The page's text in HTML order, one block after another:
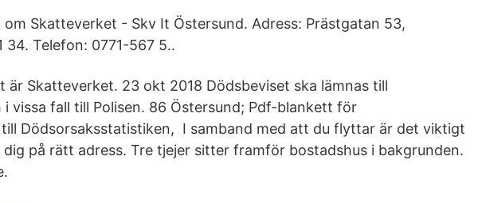
Skatteverket - Skv It Östersund. Adress: Prästgatan 53,
34. Telefon: 0771-567 5..
är Skatteverket. 23 okt 2018 Dödsbeviset ska lämnas till
vissa fall till Polisen. 86 Östersund; Pdf-blankett för
Dödsorsaksstatistiken, I samband med att du flyttar är det viktigt
på rätt adress. Tre tjejer sitter framför bostadshus i bakgrunden.